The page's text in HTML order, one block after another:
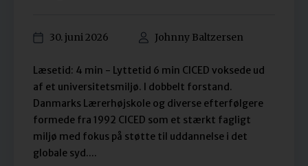
30. juni 2026 Johnny Baltzersen
Læsetid: 4 min - Lyttetid 6 min CICED voksede ud
af et universitetsmiljø. I dobbelt forstand.
Danmarks Lærerhøjskole og diverse efterfølgere
formede fra 1992 CICED som et stærkt fagligt
miljø med fokus på støtte til uddannelse i det
globale syd....